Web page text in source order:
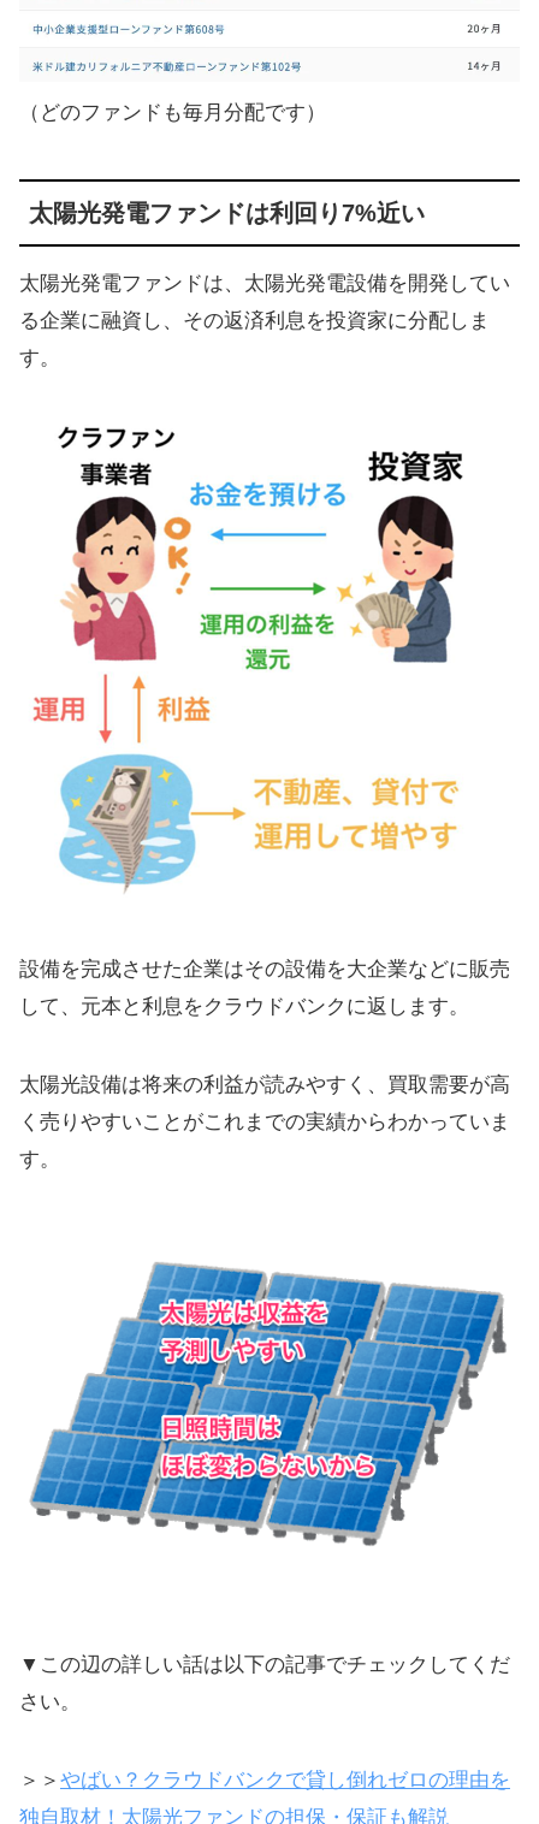
（どのファンドも毎月分配です）
太陽光発電ファンドは利回り7%近い
太陽光発電ファンドは、太陽光発電設備を開発してい
る企業に融資し、その返済利息を投資家に分配しま
す。
設備を完成させた企業はその設備を大企業などに販売
して、元本と利息をクラウドバンクに返します。
太陽光設備は将来の利益が読みやすく、買取需要が高
く売りやすいことがこれまでの実績からわかっていま
す。
▼この辺の詳しい話は以下の記事でチェックしてくだ
さい。
＞＞ やばい？クラウドバンクで貸し倒れゼロの理由を
独自取材！太陽光ファンドの担保・保証も解説